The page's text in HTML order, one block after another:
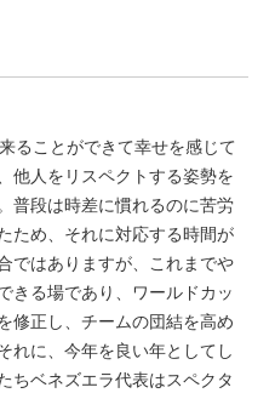
ることができて幸せを感じて
他人をリスペクトする姿勢を
普段は時差に慣れるのに苦労
ため、それに対応する時間が
ではありますが、これまでや
きる場であり、ワールドカッ
修正し、チームの団結を高め
れに、今年を良い年としてし
ちベネズエラ代表はスペクタ